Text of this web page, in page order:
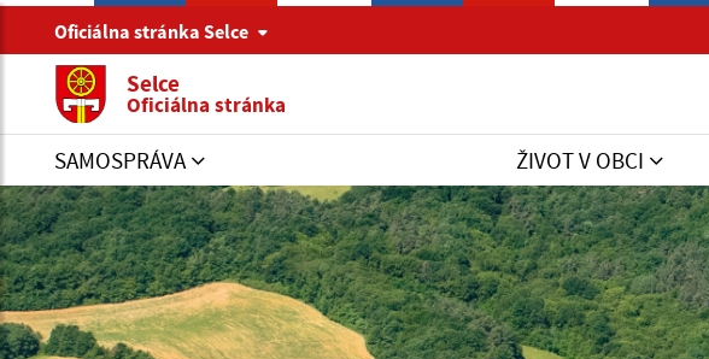
Oficiálna stránka Selce
Selce
Oficiálna stránka
SAMOSPRÁVA ŽIVOT V OBCI